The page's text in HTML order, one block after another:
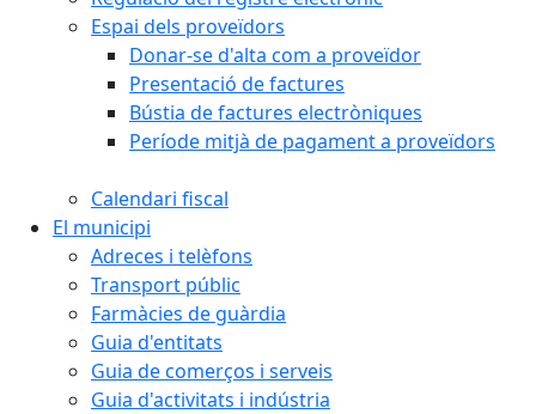
Espai dels proveïdors
Donar-se d'alta com a proveïdor
Presentació de factures
Bústia de factures electròniques
Període mitjà de pagament a proveïdors
Calendari fiscal
El municipi
Adreces i telèfons
Transport públic
Farmàcies de guàrdia
Guia d'entitats
Guia de comerços i serveis
Guia d'activitats i indústria